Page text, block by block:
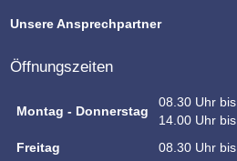
Unsere Ansprechpartner
Öffnungszeiten
Montag - Donnerstag
08.30 Uhr
14.00 Uhr
Freitag
08.30 Uhr